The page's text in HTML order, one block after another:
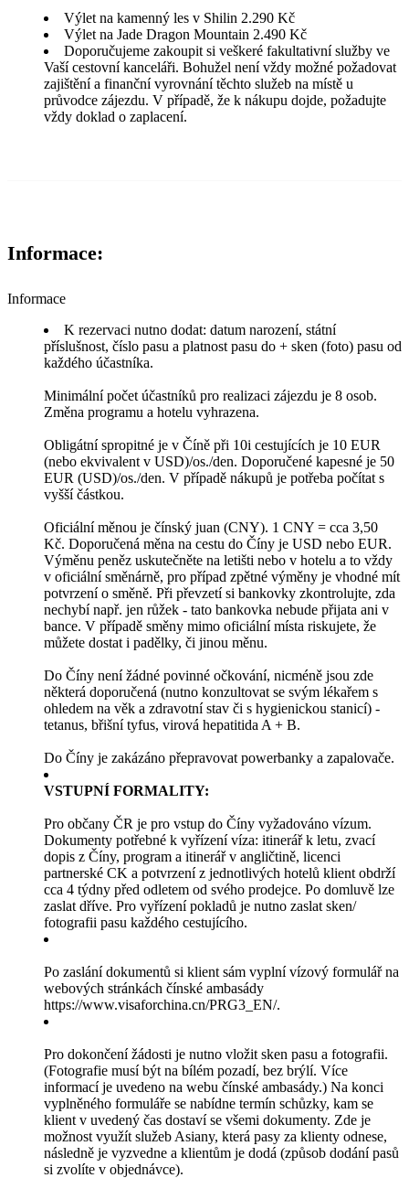
Výlet na kamenný les v Shilin 2.290 Kč
Výlet na Jade Dragon Mountain 2.490 Kč
Doporučujeme zakoupit si veškeré fakultativní služby ve
Vaší cestovní kanceláři. Bohužel není vždy možné požadovat
zajištění a finanční vyrovnání těchto služeb na místě u
průvodce zájezdu. V případě, že k nákupu dojde, požadujte
vždy doklad o zaplacení.
Informace:
Informace
K rezervaci nutno dodat: datum narození, státní
příslušnost, číslo pasu a platnost pasu do + sken (foto) pasu od
každého účastníka.
Minimální počet účastníků pro realizaci zájezdu je 8 osob.
Změna programu a hotelu vyhrazena.
Obligátní spropitné je v Číně při 10i cestujících je 10 EUR
(nebo ekvivalent v USD)/os./den. Doporučené kapesné je 50
EUR (USD)/os./den. V případě nákupů je potřeba počítat s
vyšší částkou.
Oficiální měnou je čínský juan (CNY). 1 CNY = cca 3,50
Kč. Doporučená měna na cestu do Číny je USD nebo EUR.
Výměnu peněz uskutečněte na letišti nebo v hotelu a to vždy
v oficiální směnárně, pro případ zpětné výměny je vhodné mít
potvrzení o směně. Při převzetí si bankovky zkontrolujte, zda
nechybí např. jen růžek - tato bankovka nebude přijata ani v
bance. V případě směny mimo oficiální místa riskujete, že
můžete dostat i padělky, či jinou měnu.
Do Číny není žádné povinné očkování, nicméně jsou zde
některá doporučená (nutno konzultovat se svým lékařem s
ohledem na věk a zdravotní stav či s hygienickou stanicí) -
tetanus, břišní tyfus, virová hepatitida A + B.
Do Číny je zakázáno přepravovat powerbanky a zapalovače.
VSTUPNÍ FORMALITY:
Pro občany ČR je pro vstup do Číny vyžadováno vízum.
Dokumenty potřebné k vyřízení víza: itinerář k letu, zvací
dopis z Číny, program a itinerář v angličtině, licenci
partnerské CK a potvrzení z jednotlivých hotelů klient obdrží
cca 4 týdny před odletem od svého prodejce. Po domluvě lze
zaslat dříve. Pro vyřízení pokladů je nutno zaslat sken/
fotografii pasu každého cestujícího.
Po zaslání dokumentů si klient sám vyplní vízový formulář na
webových stránkách čínské ambasády
https://www.visaforchina.cn/PRG3_EN/.
Pro dokončení žádosti je nutno vložit sken pasu a fotografii.
(Fotografie musí být na bílém pozadí, bez brýlí. Více
informací je uvedeno na webu čínské ambasády.) Na konci
vyplněného formuláře se nabídne termín schůzky, kam se
klient v uvedený čas dostaví se všemi dokumenty. Zde je
možnost využít služeb Asiany, která pasy za klienty odnese,
následně je vyzvedne a klientům je dodá (způsob dodání pasů
si zvolíte v objednávce).